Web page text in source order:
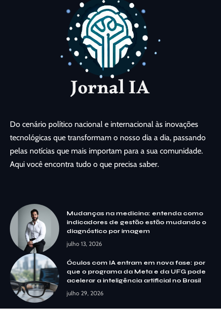
Do cenário político nacional e internacional às inovações
tecnológicas que transformam o nosso dia a dia, passando
pelas notícias que mais importam para a sua comunidade.
Aqui você encontra tudo o que precisa saber.
Mudanças na medicina: entenda como
indicadores de gestão estão mudando o
diagnóstico por imagem
julho 13, 2026
Óculos com IA entram em nova fase: por
que o programa da Meta e da UFG pode
acelerar a inteligência artificial no Brasil
julho 29, 2026